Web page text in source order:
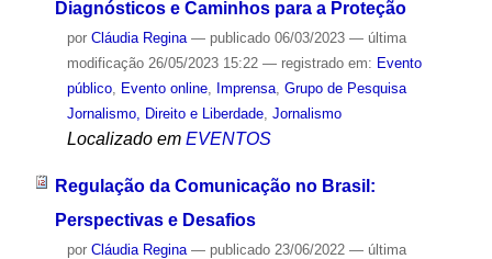
Diagnósticos e Caminhos para a Proteção
por Cláudia Regina — publicado06/03/2023 — última
modificação26/05/2023 15:22 — registrado em: Evento
público, Evento online, Imprensa, Grupo de Pesquisa
Jornalismo, Direito e Liberdade, Jornalismo
Localizado em EVENTOS
Regulação da Comunicação no Brasil:
Perspectivas e Desafios
por Cláudia Regina — publicado23/06/2022 — última